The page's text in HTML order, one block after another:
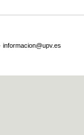
informacion@upv.es